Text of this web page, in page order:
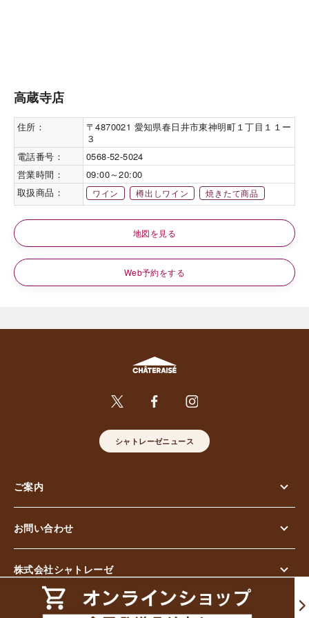
高蔵寺店
住所：
〒4870021 愛知県春日井市東神明町１丁目１１ー
３
電話番号：
0568-52-5024
営業時間：
09:00～20:00
取扱商品：
ワイン 樽出しワイン 焼きたて商品
地図を見る
Web予約をする
シャトレーゼニュース
ご案内
お問い合わせ
株式会社シャトレーゼ
© Chateraise Co.,Ltd. All Rights Reserved.